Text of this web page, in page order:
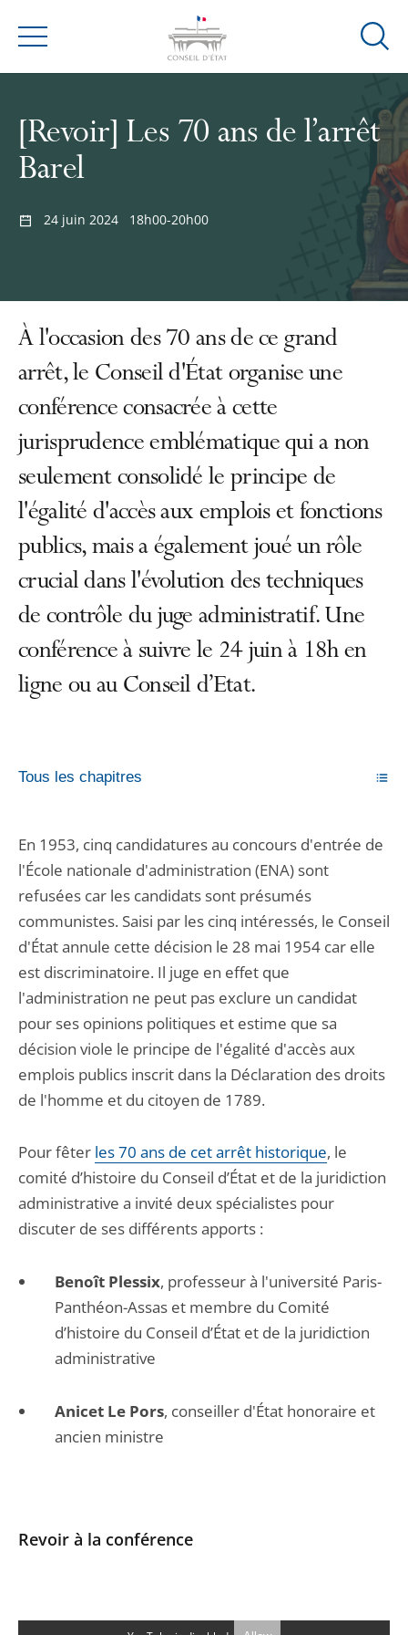
Menu
Ouvrir
[Revoir] Les 70 ans de l’arrêt
Barel
24 juin 2024 18h00-20h00
À l'occasion des 70 ans de ce grand
arrêt, le Conseil d'État organise une
conférence consacrée à cette
jurisprudence emblématique qui a non
seulement consolidé le principe de
l'égalité d'accès aux emplois et fonctions
publics, mais a également joué un rôle
crucial dans l'évolution des techniques
de contrôle du juge administratif. Une
conférence à suivre le 24 juin à 18h en
ligne ou au Conseil d’Etat.
Tous les chapitres
En 1953, cinq candidatures au concours d'entrée de
l'École nationale d'administration (ENA) sont
refusées car les candidats sont présumés
communistes. Saisi par les cinq intéressés, le Conseil
d'État annule cette décision le 28 mai 1954 car elle
est discriminatoire. Il juge en effet que
l'administration ne peut pas exclure un candidat
pour ses opinions politiques et estime que sa
décision viole le principe de l'égalité d'accès aux
emplois publics inscrit dans la Déclaration des droits
de l'homme et du citoyen de 1789.
Pour fêter les 70 ans de cet arrêt historique, le
comité d’histoire du Conseil d’État et de la juridiction
administrative a invité deux spécialistes pour
discuter de ses différents apports :
Benoît Plessix, professeur à l'université Paris-
Panthéon-Assas et membre du Comité
d’histoire du Conseil d’État et de la juridiction
administrative
Anicet Le Pors, conseiller d'État honoraire et
ancien ministre
Revoir à la conférence